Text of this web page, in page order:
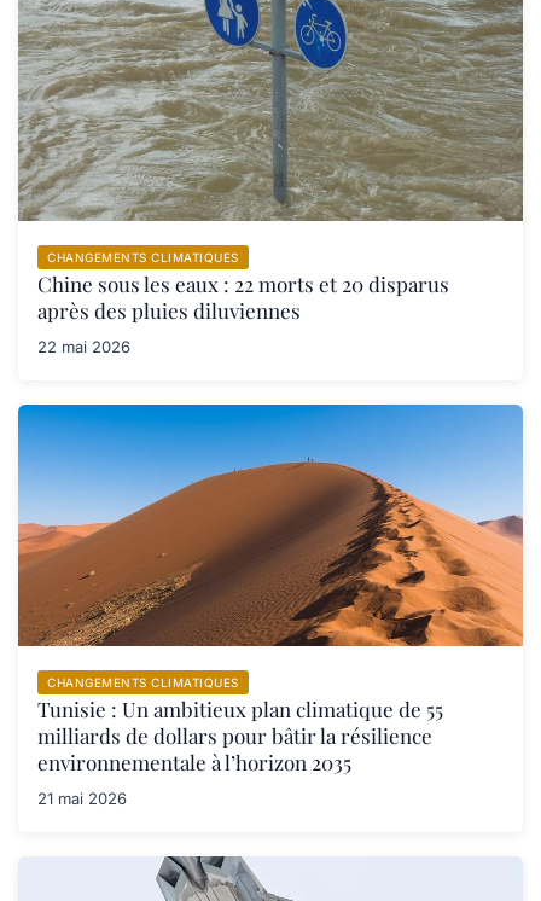
CHANGEMENTS CLIMATIQUES
Chine sous les eaux : 22 morts et 20 disparus
après des pluies diluviennes
22 mai 2026
CHANGEMENTS CLIMATIQUES
Tunisie : Un ambitieux plan climatique de 55
milliards de dollars pour bâtir la résilience
environnementale à l’horizon 2035
21 mai 2026